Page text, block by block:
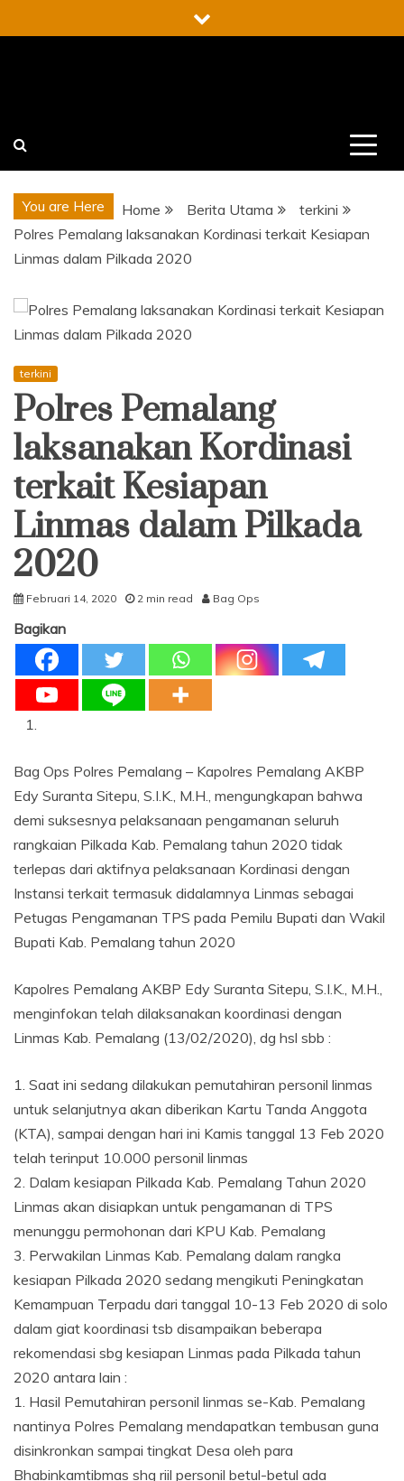
to
You are Here Home Berita Utama
terkini
Polres Pemalang laksanakan Kordinasi terkait Kesiapan
Linmas dalam Pilkada 2020
terkini
Polres Pemalang
laksanakan Kordinasi
terkait Kesiapan
Linmas dalam Pilkada
2020
Februari 14, 2020 2 min read Bag Ops
Bagikan
Bag Ops Polres Pemalang – Kapolres Pemalang AKBP
Edy Suranta Sitepu, S.I.K., M.H., mengungkapan bahwa
demi suksesnya pelaksanaan pengamanan seluruh
rangkaian Pilkada Kab. Pemalang tahun 2020 tidak
terlepas dari aktifnya pelaksanaan Kordinasi dengan
Instansi terkait termasuk didalamnya Linmas sebagai
Petugas Pengamanan TPS pada Pemilu Bupati dan Wakil
Bupati Kab. Pemalang tahun 2020
Kapolres Pemalang AKBP Edy Suranta Sitepu, S.I.K., M.H.,
menginfokan telah dilaksanakan koordinasi dengan
Linmas Kab. Pemalang (13/02/2020), dg hsl sbb :
1. Saat ini sedang dilakukan pemutahiran personil linmas
untuk selanjutnya akan diberikan Kartu Tanda Anggota
(KTA), sampai dengan hari ini Kamis tanggal 13 Feb 2020
telah terinput 10.000 personil linmas
2. Dalam kesiapan Pilkada Kab. Pemalang Tahun 2020
Linmas akan disiapkan untuk pengamanan di TPS
menunggu permohonan dari KPU Kab. Pemalang
3. Perwakilan Linmas Kab. Pemalang dalam rangka
kesiapan Pilkada 2020 sedang mengikuti Peningkatan
Kemampuan Terpadu dari tanggal 10-13 Feb 2020 di solo
dalam giat koordinasi tsb disampaikan beberapa
rekomendasi sbg kesiapan Linmas pada Pilkada tahun
2020 antara lain :
1. Hasil Pemutahiran personil linmas se-Kab. Pemalang
nantinya Polres Pemalang mendapatkan tembusan guna
disinkronkan sampai tingkat Desa oleh para
Bhabinkamtibmas shg riil personil betul-betul ada